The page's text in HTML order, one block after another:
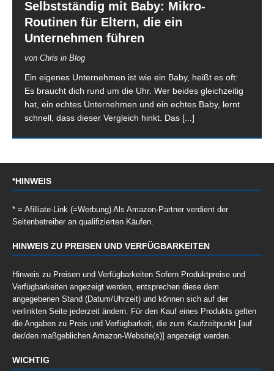
Selbstständig mit Baby: Mikro-
Routinen für Eltern, die ein
Unternehmen führen
von Chris in Blog
Ein eigenes Unternehmen ist wie ein Baby, heißt es oft:
Es braucht dich rund um die Uhr. Wer beides gleichzeitig
hat, ein echtes Unternehmen und ein echtes Baby, lernt
schnell, dass dieser Vergleich hinkt. Das [...]
*HINWEIS
* = Afilliate-Link (=Werbung) Als Amazon-Partner verdient der
Seitenbetreiber an qualifizierten Käufen.
HINWEIS ZU PREISEN UND VERFÜGBARKEITEN
Hinweis zu Preisen und Verfügbarkeiten Sofern Produktpreise und
Verfügbarkeiten angezeigt werden, entsprechen diese dem
angegebenen Stand (Datum/Uhrzeit) und können sich auf der
verlinkten Seite jederzeit ändern. Für den Kauf eines Produkts gelten
die Angaben zu Preis und Verfügbarkeit, die zum Kaufzeitpunkt [auf
der/den maßgeblichen Amazon-Website(s)] angezeigt werden.
WICHTIG